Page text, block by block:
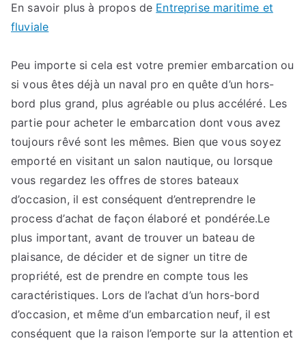
conseils
maritime
et
En savoir plus à propos de Entreprise maritime et
fluviale
Peu importe si cela est votre premier embarcation ou
si vous êtes déjà un naval pro en quête d’un hors-
bord plus grand, plus agréable ou plus accéléré. Les
partie pour acheter le embarcation dont vous avez
toujours rêvé sont les mêmes. Bien que vous soyez
emporté en visitant un salon nautique, ou lorsque
vous regardez les offres de stores bateaux
d’occasion, il est conséquent d’entreprendre le
process d’achat de façon élaboré et pondérée.Le
plus important, avant de trouver un bateau de
plaisance, de décider et de signer un titre de
propriété, est de prendre en compte tous les
caractéristiques. Lors de l’achat d’un hors-bord
d’occasion, et même d’un embarcation neuf, il est
conséquent que la raison l’emporte sur la attention et